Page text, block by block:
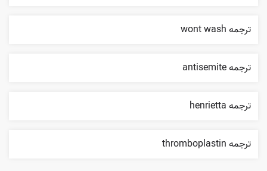
ترجمه wont wash
ترجمه antisemite
ترجمه henrietta
ترجمه thromboplastin